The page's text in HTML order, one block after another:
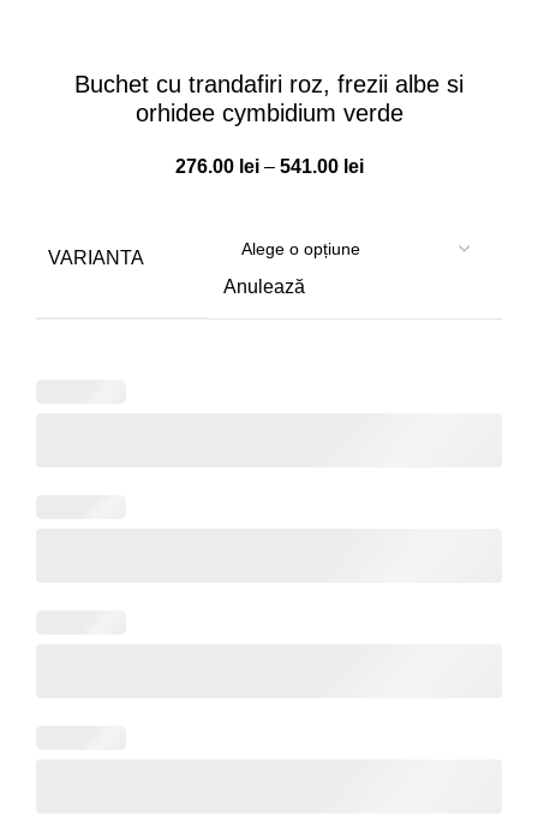
Buchet cu trandafiri roz, frezii albe si
orhidee cymbidium verde
276.00 lei – 541.00 leiInterval
la
VARIANTA
Anulează